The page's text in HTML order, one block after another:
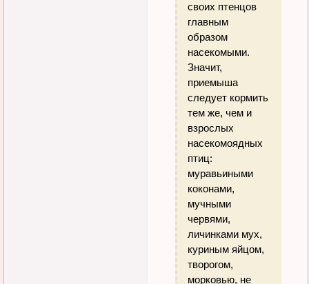
своих птенцов
главным
образом
насекомыми.
Значит,
приемыша
следует кормить
тем же, чем и
взрослых
насекомоядных
птиц:
муравьиными
коконами,
мучными
червями,
личинками мух,
куриным яйцом,
творогом,
морковью, не